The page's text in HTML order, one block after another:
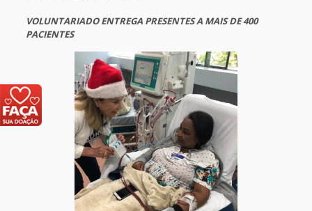
VOLUNTARIADO ENTREGA PRESENTES A MAIS DE 400
PACIENTES